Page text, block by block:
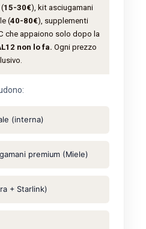
15-30€), kit asciugamani
(40-80€), supplementi
che appaiono solo dopo la
non lo fa. Ogni prezzo
(interna)
premium (Miele)
+ Starlink)